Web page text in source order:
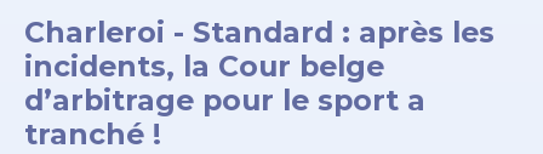
Charleroi - Standard : après les
incidents, la Cour belge
d’arbitrage pour le sport a
tranché !